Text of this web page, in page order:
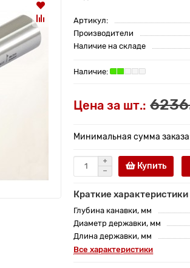
Артикул:
Производители
Наличие на складе
Цена за шт.:
Минимальная сумма
Купить
Краткие характеристики
Глубина канавки, мм
Диаметр державки, мм
Длина державки, мм
Все характеристики